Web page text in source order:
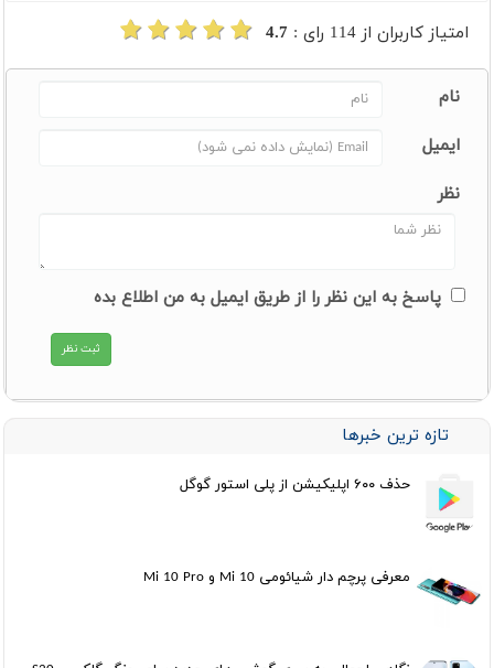
امتیاز کاربران از 114 رای : 4.7
نام
ایمیل
نظر
پاسخ به این نظر را از طریق ایمیل به من اطلاع بده
تازه ترین خبرها
حذف ۶۰۰ اپلیکیشن از پلی استور گوگل
معرفی پرچم دار شیائومی Mi 10 و Mi 10 Pro